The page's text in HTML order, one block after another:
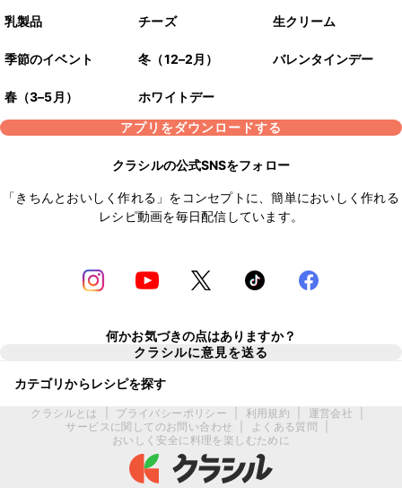
乳製品 チーズ 生クリーム
季節のイベント 冬（12–2月） バレンタインデー
春（3–5月）
ホワイトデー
アプリをダウンロードする
クラシルの公式SNSをフォロー
「きちんとおいしく作れる」をコンセプトに、簡単においしく作れる
レシピ動画を毎日配信しています。
何かお気づきの点はありますか？
クラシルに意見を送る
カテゴリからレシピを探す
クラシルとは プライバシーポリシー 利用規約 運営会社
サービスに関してのお問い合わせ
よくある質問
おいしく安全に料理を楽しむために